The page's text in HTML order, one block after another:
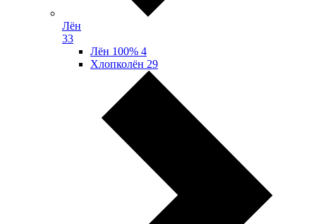
Лён
33
Лён 100% 4
Хлопколён 29